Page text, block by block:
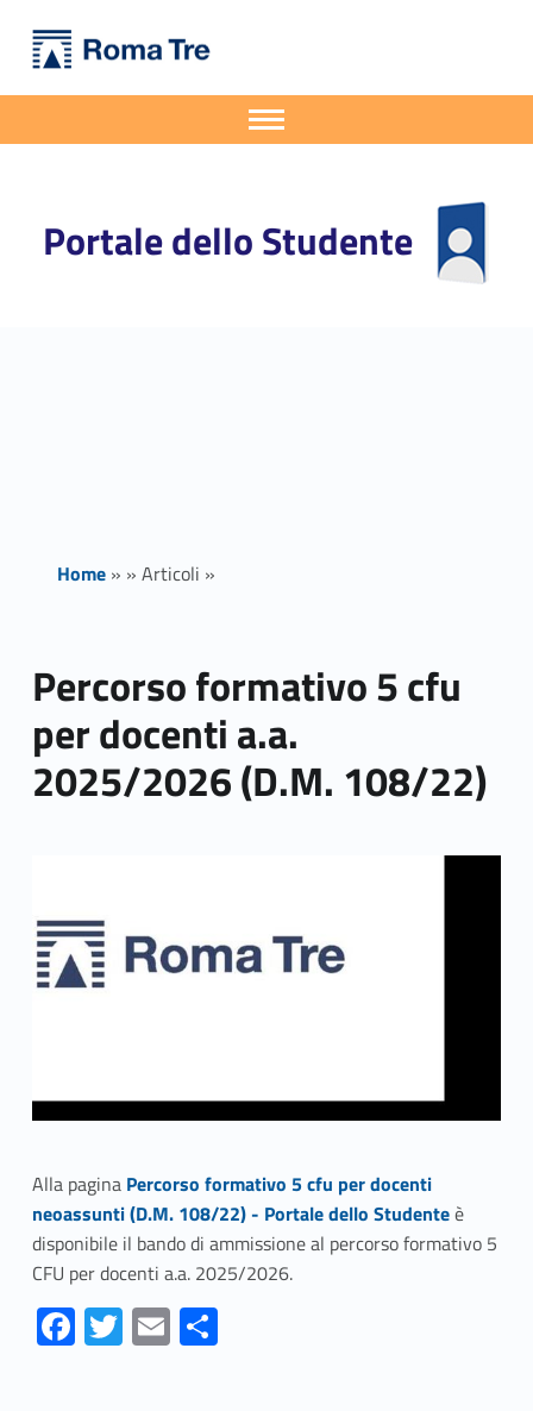
Percorso formativo 5 cfu per docenti a.a. 2025/2026 (D.M. 108/22) - Portale dello Studente
Portale dello Studente
Apri il menu secondario
Header info sidebar
Home» » Articoli »
Percorso formativo 5 cfu
per docenti a.a.
2025/2026 (D.M. 108/22)
Alla pagina Link identifier #identifier__23410-1
Percorso formativo 5 cfu per docenti
neoassunti (D.M. 108/22) - Portale dello Studenteè
disponibile il bando di ammissione al percorso formativo 5
CFU per docenti a.a. 2025/2026.
Fa
ce
T
w
E
m
S